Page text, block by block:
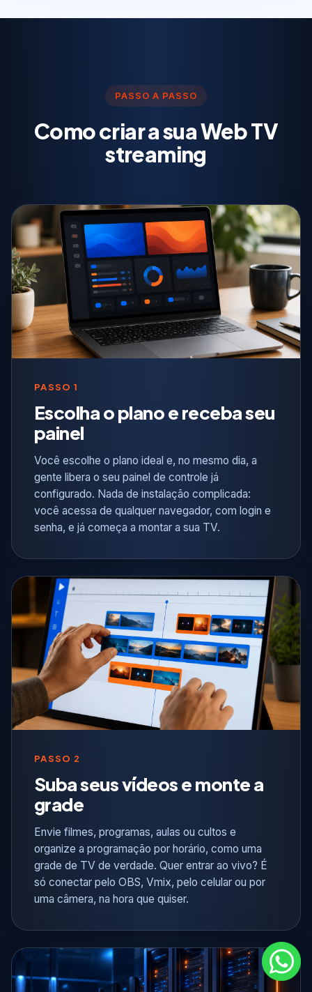
PASSO A PASSO
Como criar a sua Web TV
streaming
PASSO 1
Escolha o plano e receba seu
painel
Você escolhe o plano ideal e, no mesmo dia, a
gente libera o seu painel de controle já
configurado. Nada de instalação complicada:
você acessa de qualquer navegador, com login e
senha, e já começa a montar a sua TV.
PASSO 2
Suba seus vídeos e monte a
grade
Envie filmes, programas, aulas ou cultos e
organize a programação por horário, como uma
grade de TV de verdade. Quer entrar ao vivo? É
só conectar pelo OBS, Vmix, pelo celular ou por
uma câmera, na hora que quiser.